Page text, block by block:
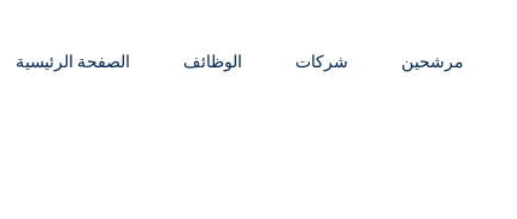
الصفحة الرئيسية الوظائف شركات مرشحين